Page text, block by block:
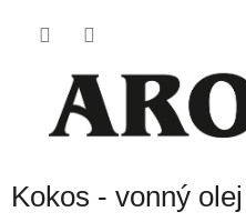
Kokos - vonný